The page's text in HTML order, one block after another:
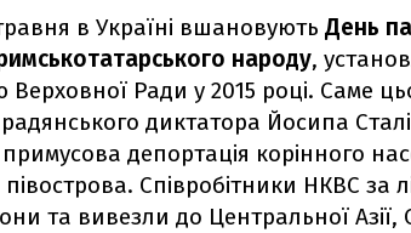
в Україні вшановують День
народу,
Ради у 2015 році. Саме
диктатора Йосипа
депортація корінного
Співробітники НКВС за
та вивезли до Центральної Азії,